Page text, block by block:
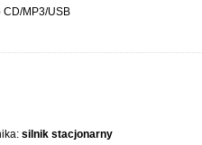
CD/MP3/USB
silnik stacjonarny